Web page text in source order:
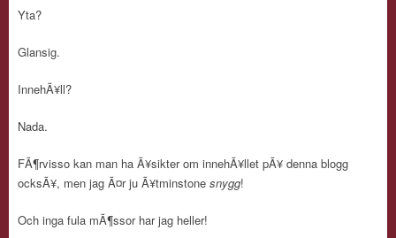
Yta?
Glansig.
InnehÃ¥ll?
Nada.
FÃ¶rvisso kan man ha Ã¥sikter om innehÃ¥llet pÃ¥ denna blogg
ocksÃ¥, men jag Ã¤r ju Ã¥tminstone snygg!
Och inga fula mÃ¶ssor har jag heller!